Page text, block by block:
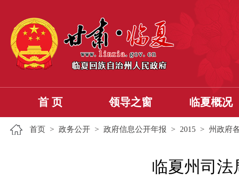
首 页 领导之窗 临夏概况
首页 > 政务公开 > 政府信息公开年报 > 2015 > 州政府
临夏州司法